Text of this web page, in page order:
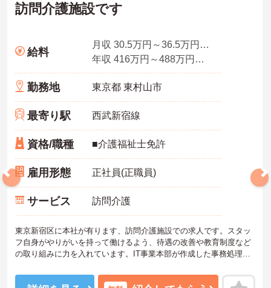
訪問介護施設です
給料
月収 30.5万円～36.5万円程度 ※諸手当込み
年収 416万円～488万円程度※諸手当込み※想定年収
勤務地 東京都 東村山市
最寄り駅 西武新宿線
資格/職種 ■介護福祉士免許
雇用形態 正社員(正職員)
サービス 訪問介護
東京新宿区に本社が有ります、訪問介護施設での求人です。スタッ
フ自身がやりがいを持って働けるよう、待遇の改善や教育制度など
の取り組みに力を入れています。IT事業本部が作成した事務処理ソ
応を重視することもできます。入社後の研修はもちろん、介護技術